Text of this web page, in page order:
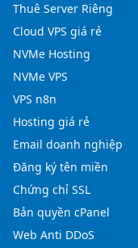
Thuê Server Riêng
Cloud VPS giá rẻ
NVMe Hosting
NVMe VPS
VPS n8n
Hosting giá rẻ
Email doanh nghiệp
Đăng ký tên miền
Chứng chỉ SSL
Bản quyền cPanel
Web Anti DDoS